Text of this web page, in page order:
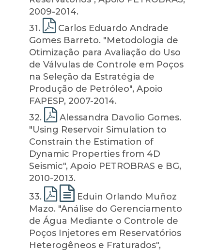
2009-2014.
31.
Carlos Eduardo Andrade
Gomes Barreto. "Metodologia de
Otimização para Avaliação do Uso
de Válvulas de Controle em Poços
na Seleção da Estratégia de
Produção de Petróleo", Apoio
FAPESP, 2007-2014.
32.
Alessandra Davolio Gomes.
"Using Reservoir Simulation to
Constrain the Estimation of
Dynamic Properties from 4D
Seismic", Apoio PETROBRAS e BG,
2010-2013.
33.
Eduin Orlando Muñoz
Mazo. "Análise do Gerenciamento
de Água Mediante o Controle de
Poços Injetores em Reservatórios
Heterogêneos e Fraturados",